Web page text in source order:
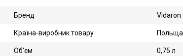
Бренд Vidaron
Країна-виробник товару Польща
Об'єм 0,75 л